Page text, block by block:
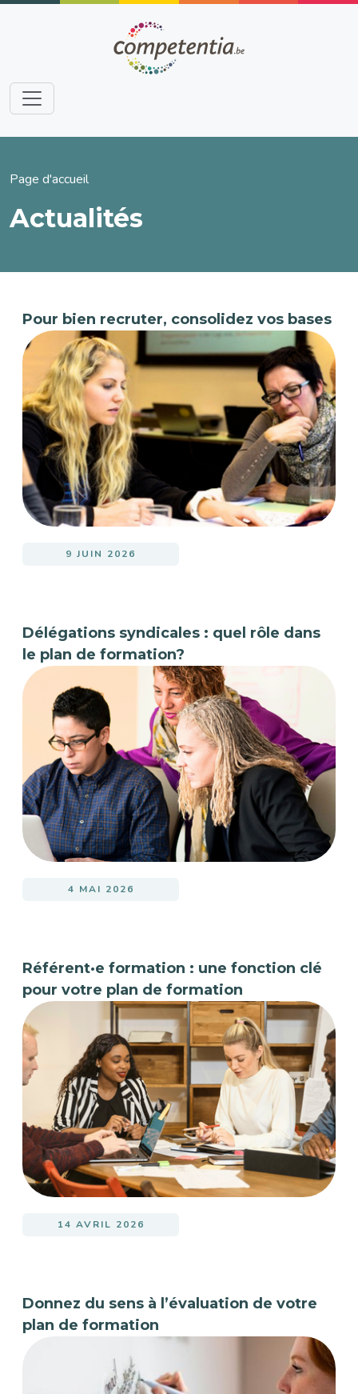
Aller au contenu principal
Fil d'Ariane
Page d'accueil
Actualités
9 JUIN 2026
Pour bien recruter, consolidez vos bases
4 MAI 2026
Délégations syndicales : quel rôle dans
le plan de formation?
14 AVRIL 2026
Référent·e formation : une fonction clé
pour votre plan de formation
Donnez du sens à l’évaluation de votre
plan de formation